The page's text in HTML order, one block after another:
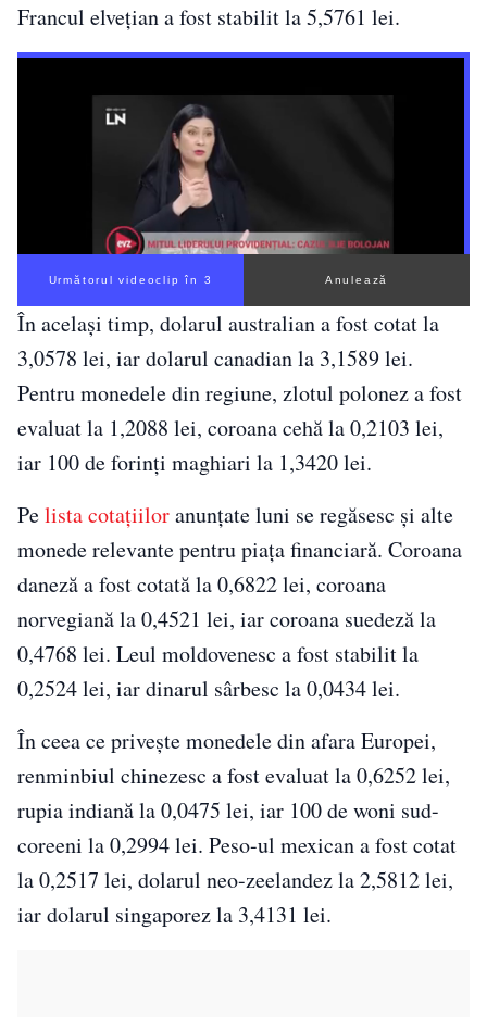
Francul elvețian a fost stabilit la 5,5761 lei.
Următorul videoclip în 2 Anulează
În același timp, dolarul australian a fost cotat la
3,0578 lei, iar dolarul canadian la 3,1589 lei.
Pentru monedele din regiune, zlotul polonez a fost
evaluat la 1,2088 lei, coroana cehă la 0,2103 lei,
iar 100 de forinți maghiari la 1,3420 lei.
Pelista cotațiiloranunțate luni se regăsesc și alte
monede relevante pentru piața financiară. Coroana
daneză a fost cotată la 0,6822 lei, coroana
norvegiană la 0,4521 lei, iar coroana suedeză la
0,4768 lei. Leul moldovenesc a fost stabilit la
0,2524 lei, iar dinarul sârbesc la 0,0434 lei.
În ceea ce privește monedele din afara Europei,
renminbiul chinezesc a fost evaluat la 0,6252 lei,
rupia indiană la 0,0475 lei, iar 100 de woni sud-
coreeni la 0,2994 lei. Peso-ul mexican a fost cotat
la 0,2517 lei, dolarul neo-zeelandez la 2,5812 lei,
iar dolarul singaporez la 3,4131 lei.